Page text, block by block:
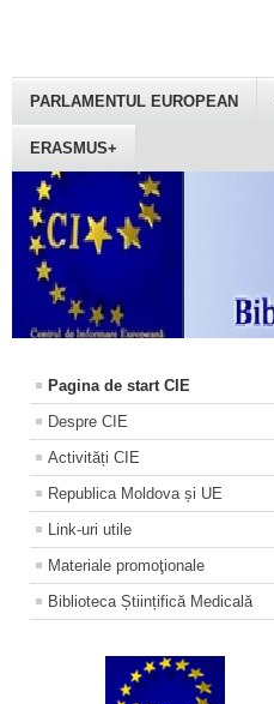
PARLAMENTUL EUROPEAN
ERASMUS+
Pagina de start CIE
Despre CIE
Activități CIE
Republica Moldova și UE
Link-uri utile
Materiale promoţionale
Biblioteca Științifică Medicală